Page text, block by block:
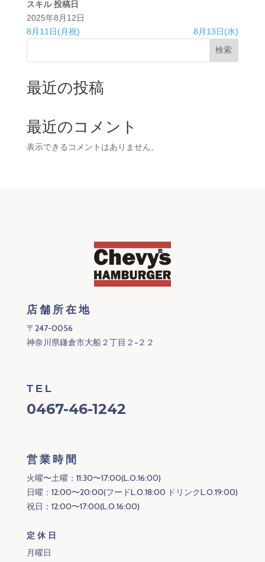
スキル 投稿日
2025年8月12日
8月11日(月祝)
8月13日(水)
検索
最近の投稿
最近のコメント
表示できるコメントはありません。
店舗所在地
〒247-0056
神奈川県鎌倉市大船２丁目２−２２
TEL
0467-46-1242
営業時間
火曜〜土曜：11:30〜17:00(L.O.16:00)
日曜：12:00〜20:00(フードL.O.18:00 ドリンクL.O.19:00)
祝日：12:00〜17:00(L.O.16:00)
定休日
月曜日